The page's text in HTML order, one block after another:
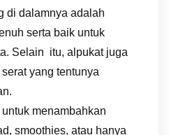
di dalamnya adalah
serta baik untuk
Selain itu, alpukat juga
yang tentunya
menambahkan
smoothies, atau hanya